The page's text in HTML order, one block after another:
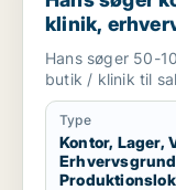
klinik,
Region
Hans søger 50-
butik / klinik til
Type
Kontor, Lager,